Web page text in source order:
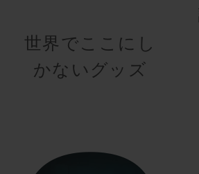
世界でここにし
かないグッズ